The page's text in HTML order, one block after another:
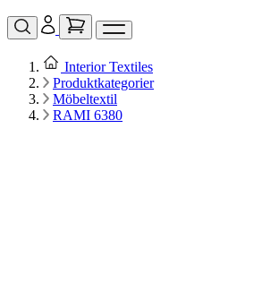
Interior Textiles
Produktkategorier
Möbeltextil
RAMI 6380